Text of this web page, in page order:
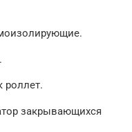
роллет.
закрывающихся